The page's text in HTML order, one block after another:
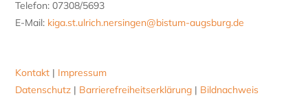
Telefon: 07308/5693
E-Mail: kiga.st.ulrich.nersingen@bistum-augsburg.de
Kontakt | Impressum
Datenschutz | Barrierefreiheitserklärung | Bildnachweis